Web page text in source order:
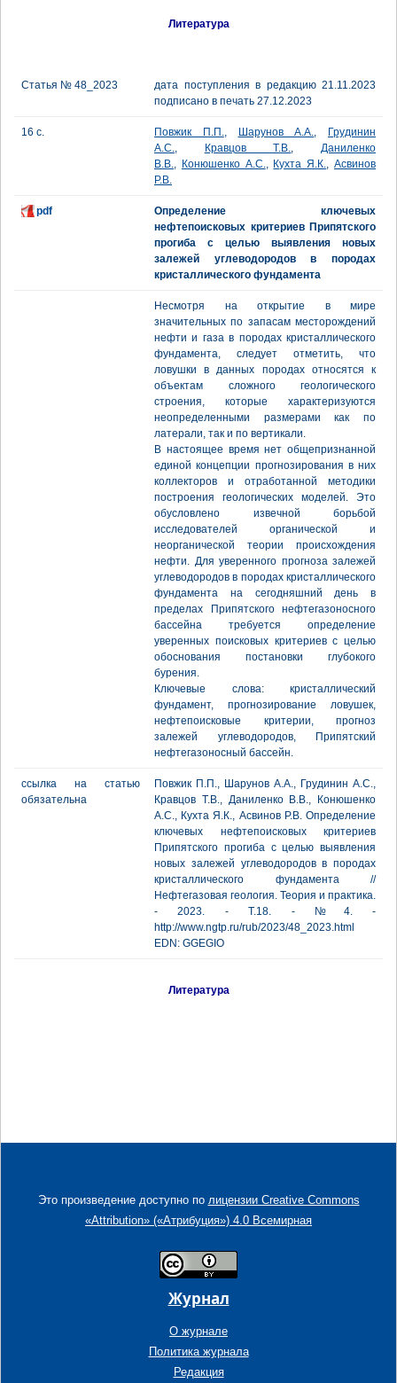
Литература
Статья № 48_2023
дата поступления в редакцию 21.11.2023
подписано в печать 27.12.2023
16 с. Повжик П.П., Шарунов А.А.,
Грудинин
А.С., Кравцов Т.В.,Даниленко
В.В., Конюшенко А.С., Кухта Я.К.,Асвинов
Р.В.
pdf
Определение ключевых
нефтепоисковых критериев Припятского
прогиба с целью выявления новых
залежей углеводородов в породах
кристаллического фундамента
Несмотря на открытие в мире
значительных по запасам месторождений
нефти и газа в породах кристаллического
фундамента, следует отметить, что
ловушки в данных породах относятся к
объектам сложного геологического
строения, которые характеризуются
неопределенными размерами как по
латерали, так и по вертикали.
В настоящее время нет общепризнанной
единой концепции прогнозирования в них
коллекторов и отработанной методики
построения геологических моделей. Это
обусловлено извечной борьбой
исследователей органической и
неорганической теории происхождения
нефти. Для уверенного прогноза залежей
углеводородов в породах кристаллического
фундамента на сегодняшний день в
пределах Припятского нефтегазоносного
бассейна требуется определение
уверенных поисковых критериев с целью
обоснования постановки глубокого
бурения.
Ключевые слова: кристаллический
фундамент, прогнозирование ловушек,
нефтепоисковые критерии, прогноз
залежей углеводородов, Припятский
нефтегазоносный бассейн.
ссылка на статью
обязательна
Повжик П.П., Шарунов А.А., Грудинин А.С.,
Кравцов Т.В., Даниленко В.В., Конюшенко
А.С., Кухта Я.К., Асвинов Р.В. Определение
ключевых нефтепоисковых критериев
Припятского прогиба с целью выявления
новых залежей углеводородов в породах
кристаллического фундамента //
Нефтегазовая геология. Теория и практика.
- 2023. - Т.18. - №4. -
http://www.ngtp.ru/rub/2023/48_2023.html
EDN: GGEGIO
Литература
Это произведение доступно по лицензии Creative Commons
«Attribution» («Атрибуция») 4.0 Всемирная
Журнал
О журнале
Политика журнала
Редакция